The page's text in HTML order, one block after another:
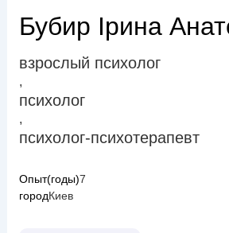
Бубир Ірина
взрослый психолог
,
психолог
,
психолог-психотерапевт
Опыт(годы)7
городКиев